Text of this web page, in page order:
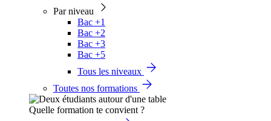
Par niveau
Bac +1
Bac +2
Bac +3
Bac +5
Tous les niveaux
Toutes nos formations
Quelle formation te convient ?